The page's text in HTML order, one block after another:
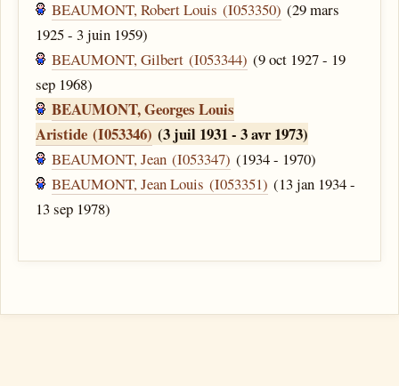
BEAUMONT, Robert Louis (I053350) (29 mars
1925 - 3 juin 1959)
BEAUMONT, Gilbert (I053344) (9 oct 1927 - 19
sep 1968)
BEAUMONT, Georges Louis
Aristide (I053346) (3 juil 1931 - 3 avr 1973)
BEAUMONT, Jean (I053347) (1934 - 1970)
BEAUMONT, Jean Louis (I053351) (13 jan 1934 -
13 sep 1978)